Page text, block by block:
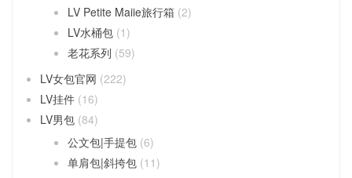
LV Petite Maiie旅行箱 (2)
LV水桶包 (1)
老花系列 (59)
LV女包官网 (222)
LV挂件 (16)
LV男包 (84)
公文包|手提包 (6)
单肩包|斜挎包 (11)